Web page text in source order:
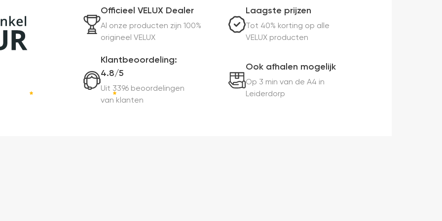
Officieel VELUX Dealer
Al onze producten zijn 100%
origineel VELUX
Laagste prijzen
Tot 40% korting op alle
VELUX producten
Klantbeoordeling:
4.8/5
Uit 3396 beoordelingen
van klanten
Ook afhalen mogelijk
Op 3 min van de A4 in
Leiderdorp